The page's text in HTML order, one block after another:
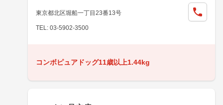
東京都北区堀船一丁目23番13号
TEL: 03-5902-3500
コンボピュアドッグ11歳以上1.44kg